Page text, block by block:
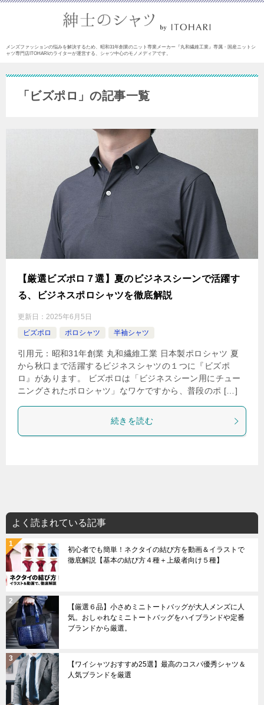
メンズファッションの悩みを解決するため、昭和31年創業のニット専業メーカー『丸和繊維工業』専属・国産ニットシ
ャツ専門店ITOHARIのライターが運営する、シャツ中心のモノメディアです。
「ビズポロ」の記事一覧
【厳選ビズポロ７選】夏のビジネスシーンで活躍す
る、ビジネスポロシャツを徹底解説
更新日： 2025年6月5日
ビズポロ
ポロシャツ 半袖シャツ
引用元：昭和31年創業 丸和繊維工業 日本製ポロシャツ 夏
から秋口まで活躍するビジネスシャツの１つに『ビズポ
ロ』があります。 ビズポロは「ビジネスシーン用にチュー
ニングされたポロシャツ」なワケですから、普段のポ […]
続きを読む
よく読まれている記事
初心者でも簡単！ネクタイの結び方を動画＆イラストで
徹底解説【基本の結び方４種＋上級者向け５種】
【厳選６品】小さめミニトートバッグが大人メンズに人
気。おしゃれなミニトートバッグをハイブランドや定番
ブランドから厳選。
【ワイシャツおすすめ25選】最高のコスパ優秀シャツ＆
人気ブランドを厳選